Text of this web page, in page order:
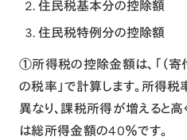
住民税基本分の控除額
住民税特例分の控除額
①所得税の控除金額は、「（
の税率」で計算します。所得
異なり、課税所得が増えると
は総所得金額の40％です。